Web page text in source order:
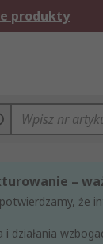
produkty
–
że
i działania